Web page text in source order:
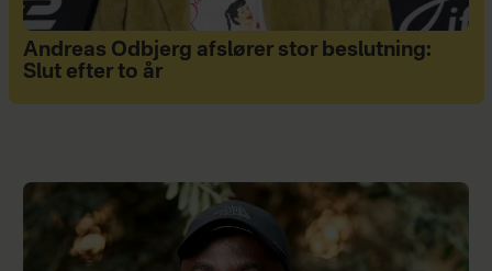
Andreas Odbjerg afslører stor beslutning:
Slut efter to år